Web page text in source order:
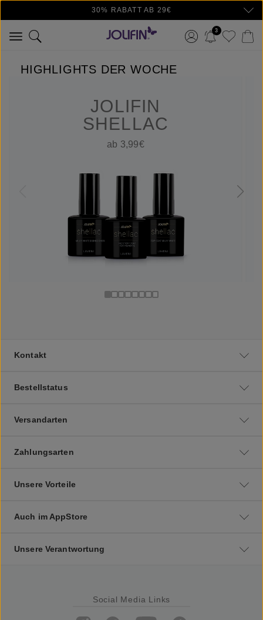
Zum Hauptinhalt springen30% RABATT AB 29€
3
HIGHLIGHTS DER WOCHE
JOLIFIN
SHELLAC
ab 3,99€
Kontakt
Bestellstatus
Versandarten
Zahlungsarten
Unsere Vorteile
Auch im AppStore
Unsere Verantwortung
Social Media Links